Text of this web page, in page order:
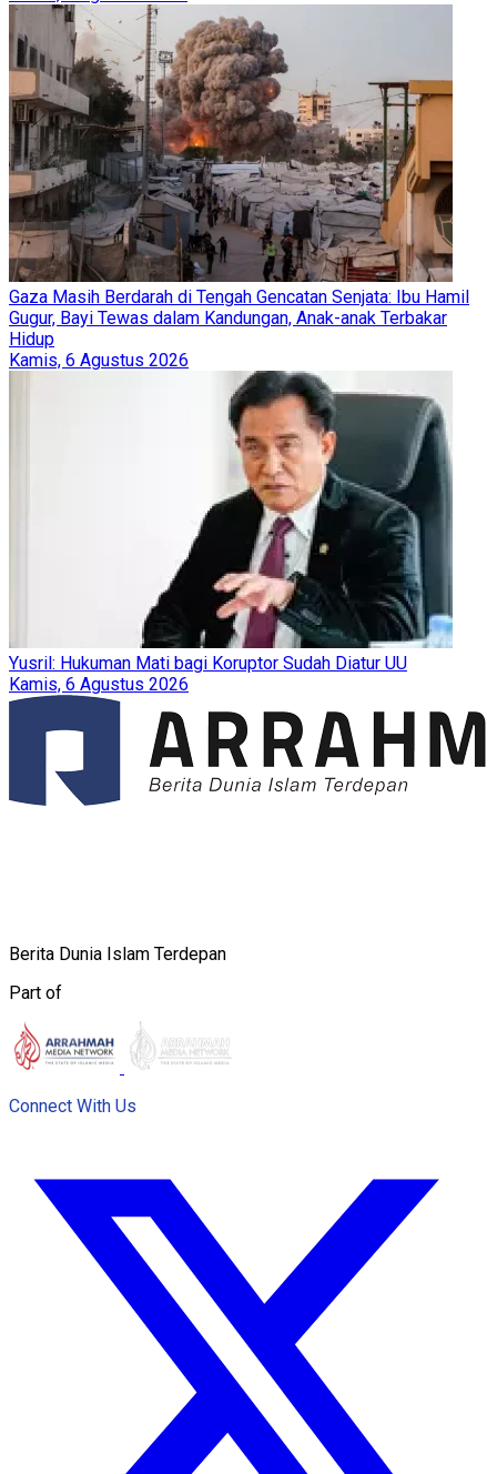
Gaza Masih Berdarah di Tengah Gencatan Senjata: Ibu Hamil
Gugur, Bayi Tewas dalam Kandungan, Anak-anak Terbakar
Hidup
Kamis, 6 Agustus 2026
Yusril: Hukuman Mati bagi Koruptor Sudah Diatur UU
Kamis, 6 Agustus 2026
Berita Dunia Islam Terdepan
Part of
Connect With Us